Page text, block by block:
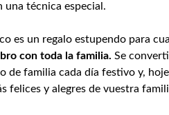
una técnica especial.
es un regalo estupendo para
con toda la familia.Se
de familia cada día festivo y,
felices y alegres de vuestra